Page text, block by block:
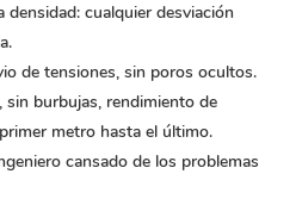
cualquier desviación
de tensiones, sin poros ocultos.
sin burbujas, rendimiento de
metro hasta el último.
cansado de los problemas